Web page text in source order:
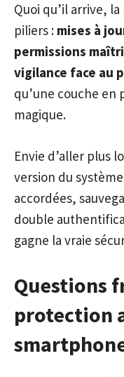
Quoi qu’il arrive,
piliers : mises à
permissions
vigilance face au
qu’une couche en
magique.
Envie d’aller plus
version du
accordées,
double
gagne la vraie
Questions
protection